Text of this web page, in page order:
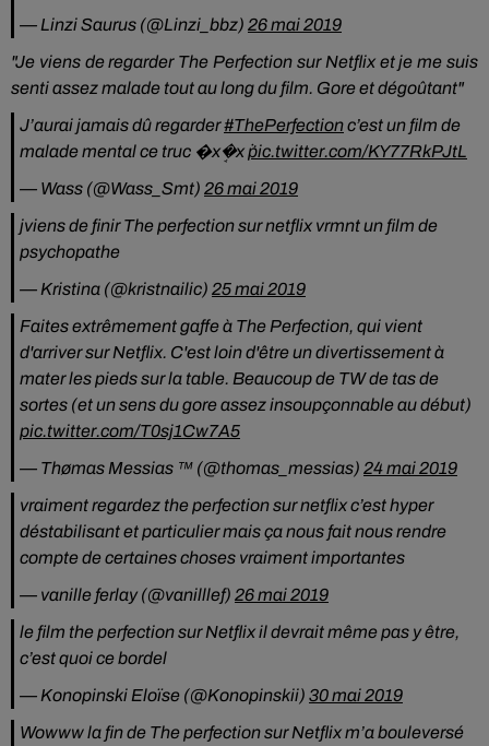
— Linzi Saurus (@Linzi_bbz) 26 mai 2019
"Je viens de regarder The Perfection sur Netflix et je me suis
senti assez malade tout au long du film. Gore et dégoûtant"
J’aurai jamais dû regarder#ThePerfectionc’est un film de
malade mental ce truc �xܱ�xܵpic.twitter.com/KY77RkPJtL
— Wass (@Wass_Smt) 26 mai 2019
jviens de finir The perfection sur netflix vrmnt un film de
psychopathe
— Kristina (@kristnailic) 25 mai 2019
Faites extrêmement gaffe à The Perfection, qui vient
d'arriver sur Netflix. C'est loin d'être un divertissement à
mater les pieds sur la table. Beaucoup de TW de tas de
sortes (et un sens du gore assez insoupçonnable au début)
pic.twitter.com/T0sj1Cw7A5
— Thømas Messias ™ (@thomas_messias) 24 mai 2019
vraiment regardez the perfection sur netflix c’est hyper
déstabilisant et particulier mais ça nous fait nous rendre
compte de certaines choses vraiment importantes
— vanille ferlay (@vanilllef) 26 mai 2019
le film the perfection sur Netflix il devrait même pas y être,
c’est quoi ce bordel
— Konopinski Eloïse (@Konopinskii) 30 mai 2019
Wowww la fin de The perfection sur Netflix m’a bouleversé